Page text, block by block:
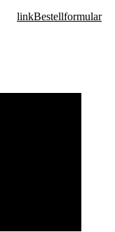
linkBestellformular